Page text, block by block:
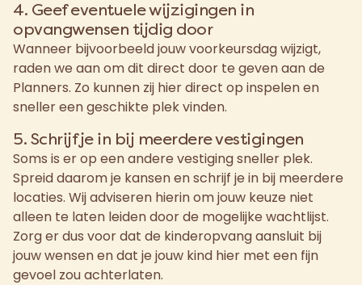
4. Geef eventuele wijzigingen in
opvangwensen tijdig door
Wanneer bijvoorbeeld jouw voorkeursdag wijzigt,
raden we aan om dit direct door te geven aan de
Planners. Zo kunnen zij hier direct op inspelen en
sneller een geschikte plek vinden.
5. Schrijf je in bij meerdere vestigingen
Soms is er op een andere vestiging sneller plek.
Spreid daarom je kansen en schrijf je in bij meerdere
locaties. Wij adviseren hierin om jouw keuze niet
alleen te laten leiden door de mogelijke wachtlijst.
Zorg er dus voor dat de kinderopvang aansluit bij
jouw wensen en dat je jouw kind hier met een fijn
gevoel zou achterlaten.